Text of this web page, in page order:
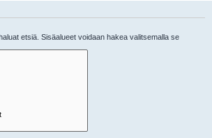
etsiä. Sisäalueet voidaan hakea valitsemalla se